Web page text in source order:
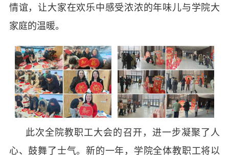
情谊，让大家在欢乐中感受浓浓的年味儿与学院大
家庭的温暖。
此次全院教职工大会的召开，进一步凝聚了人
心、鼓舞了士气。新的一年，学院全体教职工将以